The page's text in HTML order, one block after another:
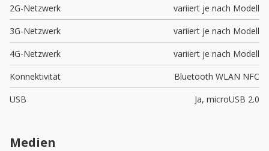
2G-Netzwerk
variiert je nach Modell
3G-Netzwerk
variiert je nach Modell
4G-Netzwerk
variiert je nach Modell
Konnektivität
Bluetooth WLAN NFC
USB
Ja, microUSB 2.0
Medien